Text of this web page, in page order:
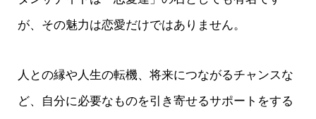
が、その魅力は恋愛だけではありません。
人との縁や人生の転機、将来につながるチャンスな
ど、自分に必要なものを引き寄せるサポートをする